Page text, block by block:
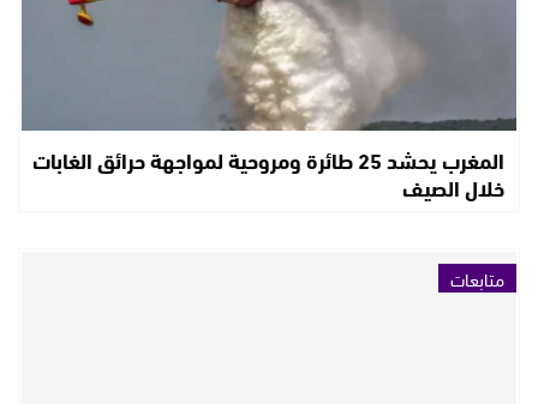
المغرب يحشد 25 طائرة ومروحية لمواجهة حرائق الغابات
خلال الصيف
متابعات